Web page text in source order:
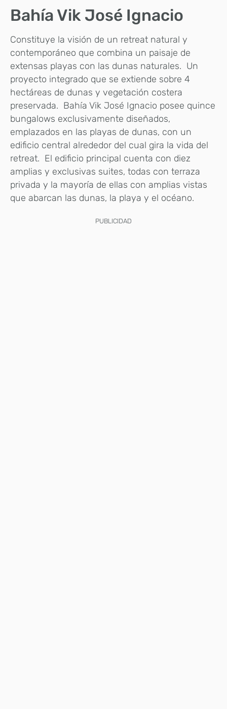
Bahía Vik José Ignacio
Constituye la visión de un retreat natural y
contemporáneo que combina un paisaje de
extensas playas con las dunas naturales. Un
proyecto integrado que se extiende sobre 4
hectáreas de dunas y vegetación costera
preservada. Bahía Vik José Ignacio posee quince
bungalows exclusivamente diseñados,
emplazados en las playas de dunas, con un
edificio central alrededor del cual gira la vida del
retreat. El edificio principal cuenta con diez
amplias y exclusivas suites, todas con terraza
privada y la mayoría de ellas con amplias vistas
que abarcan las dunas, la playa y el océano.
PUBLICIDAD